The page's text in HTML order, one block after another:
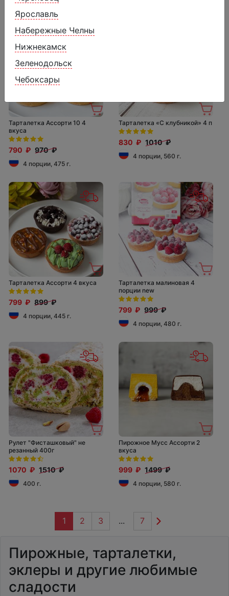
Ярославль
Набережные Челны
Нижнекамск
Зеленодольск
Чебоксары
Тарталетка Ассорти 10 4
вкуса
790 ₽ 970 ₽
4 порции, 475 г.
Тарталетка «С клубникой» 4 п
830 ₽ 1010 ₽
4 порции, 560 г.
Тарталетка Ассорти 4 вкуса
799 ₽ 899 ₽
4 порции, 445 г.
Тарталетка малиновая 4
порции new
799 ₽ 999 ₽
4 порции, 480 г.
Рулет "Фисташковый" не
резанный 400г
1070 ₽ 1510 ₽
400 г.
Пирожное Мусс Ассорти 2
вкуса
999 ₽ 1499 ₽
4 порции, 580 г.
1 2 3 ... 7
Пирожные, тарталетки,
эклеры и другие любимые
сладости